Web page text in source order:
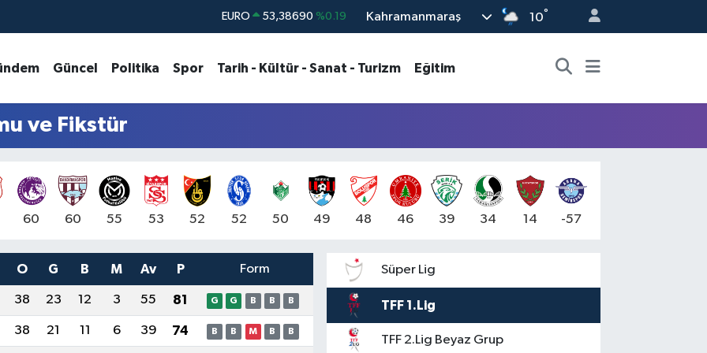
Kahramanmaraş 10°
Güncel Politika Spor Tarih - Kültür - Sanat - Turizm Eğitim
ve Fikstür
60 60 55 53 52 52 50 49 48 46 39 34 14 -57
O G B M Av P Form
38 23 12 3 55 81 G G B B B
38 21 11 6 39 74 B B M B B
Süper Lig
TFF 1.Lig
TFF 2.Lig Beyaz Grup